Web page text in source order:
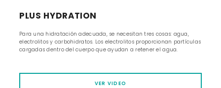
PLUS HYDRATION
Para una hidratación adecuada, se necesitan tres cosas: agua,
electrolitos y carbohidratos. Los electrolitos proporcionan partículas
cargadas dentro del cuerpo que ayudan a retener el agua.
VER VIDEO